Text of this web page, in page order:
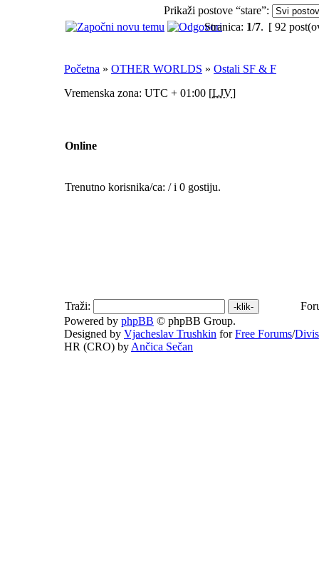
Prikaži postove “stare”:
Stranica: 1/7. [ 92
Početna » OTHER WORLDS » Ostali SF & F
Vremenska zona: UTC + 01:00 [LJV]
Online
Trenutno korisnika/ca: / i 0 gostiju.
Traži:
Powered by phpBB © phpBB Group.
Designed by Vjacheslav Trushkin forFree Forums/
HR (CRO) by Ančica Sečan